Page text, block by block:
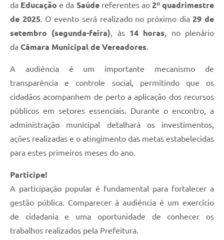
da Educação e da Saúdereferentes ao 2º quadrimestre
de 2025. O evento será realizado no próximo dia29 de
setembro (segunda-feira), às 14 horas, no plenário
da Câmara Municipal de Vereadores.
A audiência é um importante mecanismo de
transparência e controle social, permitindo que os
cidadãos acompanhem de perto a aplicação dos recursos
públicos em setores essenciais. Durante o encontro, a
administração municipal detalhará os investimentos,
ações realizadas e o atingimento das metas estabelecidas
para estes primeiros meses do ano.
Participe!
A participação popular é fundamental para fortalecer a
gestão pública. Comparecer à audiência é um exercício
de cidadania e uma oportunidade de conhecer os
trabalhos realizados pela Prefeitura.